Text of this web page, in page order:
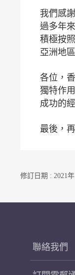
我們感
過多年
積極按
亞洲地
各位，
獨特作
成功的
最後，
修訂日期 : 2021年
聯絡我們